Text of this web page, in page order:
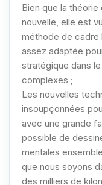
Bien que la
nouvelle, elle est
méthode de cadre
assez adaptée
stratégique dans
complexes ;
Les nouvelles
insoupçonnées
avec une grande
possible de
mentales
que nous soyons
des milliers de